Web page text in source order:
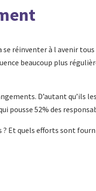
se réinventer à l avenir
beaucoup plus
D’autant qu’ils
pousse 52% des
Et quels efforts sont